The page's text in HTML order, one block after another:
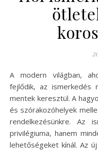
A modern világban, ahol a technológia folyamatosan
fejlődik, az ismerkedés
mentek keresztül. A
és szórakozóhelyek
rendelkezésünkre. Az
privilégiuma, hanem
lehetőségeket kínál. Az